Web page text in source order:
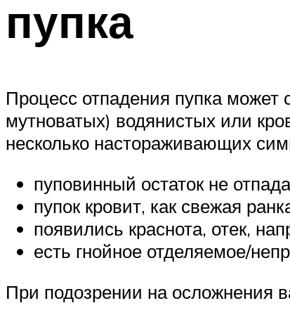
пупка
Процесс отпадения пупка может
мутноватых) водянистых или
несколько настораживающих
пуповинный остаток не
пупок кровит, как свежая
появились краснота, отек,
есть гнойное отделяемое/
При подозрении на осложнения